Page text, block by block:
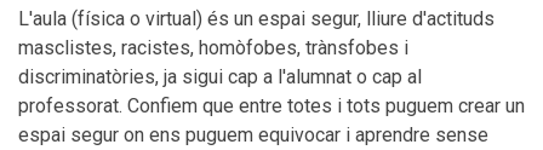
L'aula (física o virtual) és un espai segur, lliure d'actituds
masclistes, racistes, homòfobes, trànsfobes i
discriminatòries, ja sigui cap a l'alumnat o cap al
professorat. Confiem que entre totes i tots puguem crear un
espai segur on ens puguem equivocar i aprendre sense